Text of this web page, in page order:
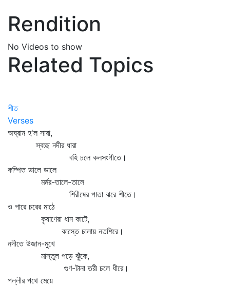
Rendition
No Videos to show
Related Topics
শীত
Verses
অঘ্রান হ'ল সারা,
স্বচ্ছ নদীর ধারা
বহি চলে কলসংগীতে।
কম্পিত ডালে ডালে
মর্মর-তালে-তালে
শিরীষের পাতা ঝরে শীতে।
ও পারে চরের মাঠে
কৃষাণেরা ধান কাটে,
কাস্তে চালায় নতশিরে।
নদীতে উজান-মুখে
মাস্তুল পড়ে ঝুঁকে,
গুণ-টানা তরী চলে ধীরে।
পল্লীর পথে মেয়ে